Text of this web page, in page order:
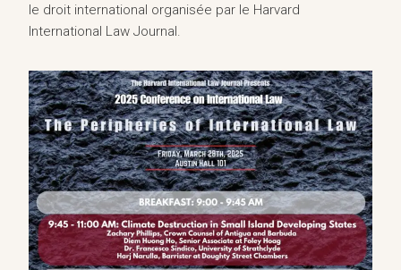
le droit international organisée par le Harvard
International Law Journal.